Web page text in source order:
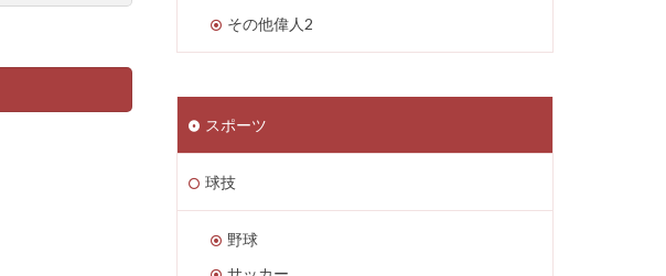
その他偉人2
スポーツ
球技
野球